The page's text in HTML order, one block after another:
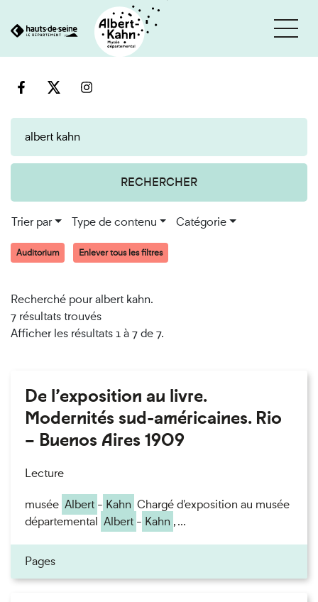
au
RECHERCHER
Trier par Type de contenu Catégorie
Auditorium Enlever tous les filtres
Recherché pour albert kahn.
7 résultats trouvés
Afficher les résultats 1 à 7 de 7.
De l’exposition au livre.
Modernités sud-américaines. Rio
– Buenos Aires 1909
Lecture
musée Albert - Kahn Chargé d'exposition au musée
départemental Albert - Kahn , ...
Pages
Cookies et traceurs utilisés sur ce site